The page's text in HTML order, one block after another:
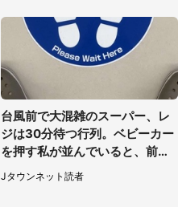
台風前で大混雑のスーパー、レ
ジは30分待つ行列。ベビーカー
を押す私が並んでいると、前の
Jタウンネット読者